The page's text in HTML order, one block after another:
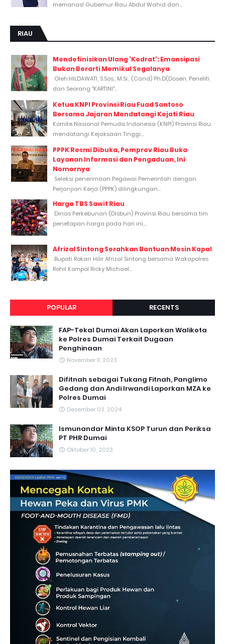
memanas! Gubernur Riau Abdul Wahid dan...
RIAU
Mendefinisikan Ulang 'Kodrat': Emansipasi
Bukan Berarti Memikul Segalanya
Oleh:HILDAWATI, S.Sos., M.Si., (Cand) Ph.D(Dosen, Peneliti,
dan Seorang "KARTINI"...
Ketua KNPI Provinsi Riau Fuad Santoso
Bersama Jajaran Mendatangi Kejati Riau
Komite Nasional Pemuda Indonesia (KNPI) Provinsi Riau
mendatangi Kejaksaan Tinggi...
PPPK Resmi Dibuka, Pemprov Riau Buka
Layanan Informasi dan Pengaduan, Ini
Nomornya
Seleksi penerimaan Pegawai Pemerintah dengan
Perjanjian Kerja (PPPK) dilingkungan...
Harga TBS Sawit Riau
Dinas Perkebunan (Disbun) Provinsi Riau bersama tim
penetapan harga pada hari ini,...
Afrizal Sintong Serahkan Bantuan Mesin Kapal
Bupati Rokan Hilir Afrizal Sintong bersama Wakapolres
Rohil Kompol Ricky Michael...
POPULAR RECENTS
FAP-Tekal Dumai Akan Laporkan Walikota
ke Polres Dumai Terkait Dugaan
Penghinaan
November 11, 2023
Difitnah sebagai Tukang Fitnah, Panglimo
Gedang dan Andi Irwandi Laporkan MZA ke
Polres Dumai
Desember 03, 2024
Ismunandar Minta KSOP Turun dan Periksa
PT PHR Dumai
Oktober 10, 2023